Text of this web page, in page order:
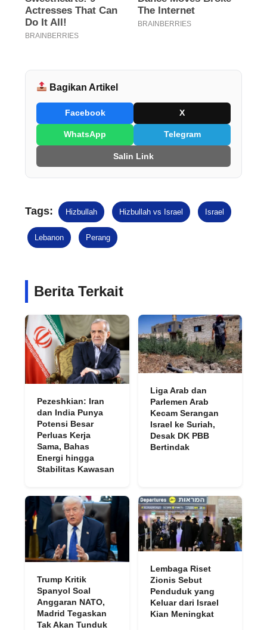
Bagikan Artikel
Facebook X
WhatsApp Telegram
Salin Link
Tags: Hizbullah Hizbullah vs Israel Israel
Lebanon Perang
Berita Terkait
Pezeshkian: Iran
dan India Punya
Potensi Besar
Perluas Kerja
Sama, Bahas
Energi hingga
Stabilitas Kawasan
Liga Arab dan
Parlemen Arab
Kecam Serangan
Israel ke Suriah,
Desak DK PBB
Bertindak
Trump Kritik
Spanyol Soal
Anggaran NATO,
Madrid Tegaskan
Tak Akan Tunduk
Lembaga Riset
Zionis Sebut
Penduduk yang
Keluar dari Israel
Kian Meningkat